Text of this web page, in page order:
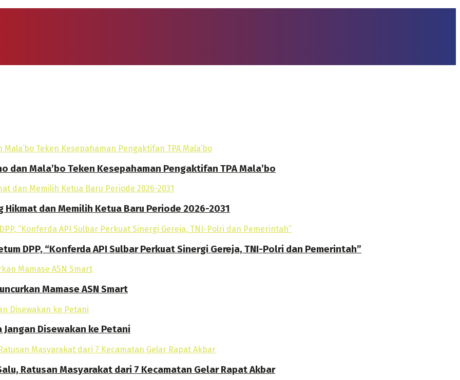
dan Mala’bo Teken Kesepahaman Pengaktifan TPA Mala’bo
dan Memilih Ketua Baru Periode 2026-2031
DPP, “Konferda API Sulbar Perkuat Sinergi Gereja, TNI-Polri dan Pemerintah”
Mamase ASN Smart
Disewakan ke Petani
Ratusan Masyarakat dari 7 Kecamatan Gelar Rapat Akbar